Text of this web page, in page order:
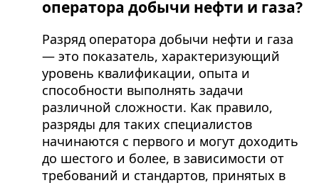
оператора добычи нефти и газа?
Разряд оператора добычи нефти и газа
— это показатель, характеризующий
уровень квалификации, опыта и
способности выполнять задачи
различной сложности. Как правило,
разряды для таких специалистов
начинаются с первого и могут доходить
до шестого и более, в зависимости от
требований и стандартов, принятых в